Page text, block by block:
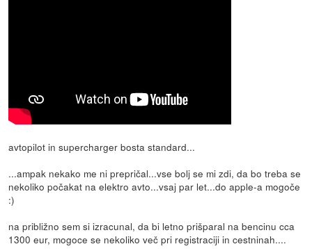
avtopilot in supercharger bosta standard...
...ampak nekako me ni prepričal...vse bolj se mi zdi, da bo treba se
nekoliko počakat na elektro avto...vsaj par let...do apple-a mogoče
:)
na približno sem si izracunal, da bi letno prišparal na bencinu cca
1300 eur, mogoce se nekoliko več pri registraciji in cestninah....